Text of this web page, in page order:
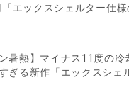
エックスシェルター仕様
暑熱】マイナス11度の冷
ぎる新作「エックスシェ